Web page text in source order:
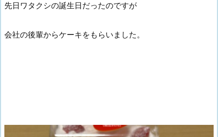
先日ワタクシの誕生日だったのですが
会社の後輩からケーキをもらいました。